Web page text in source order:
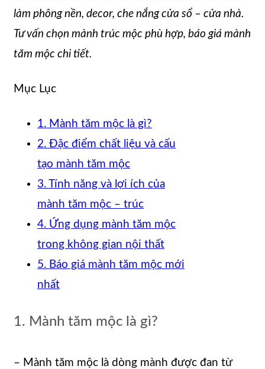
làm phông nền, decor, che nắng cửa sổ – cửa nhà.
Tư vấn chọn mành trúc mộc phù hợp, báo giá mành
tăm mộc chi tiết.
Mục Lục
1. Mành tăm mộc là gì?
2. Đặc điểm chất liệu và cấu
tạo mành tăm mộc
3. Tính năng và lợi ích của
mành tăm mộc – trúc
4. Ứng dụng mành tăm mộc
trong không gian nội thất
5. Báo giá mành tăm mộc mới
nhất
1. Mành tăm mộc là gì?
– Mành tăm mộc là dòng mành được đan từ